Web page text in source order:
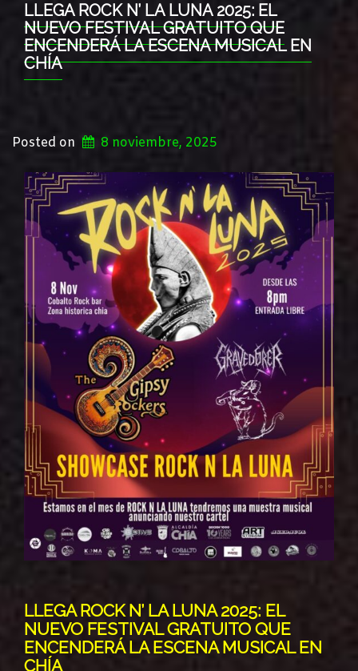
LLEGA ROCK N’ LA LUNA 2025: EL
NUEVO FESTIVAL GRATUITO QUE
ENCENDERÁ LA ESCENA MUSICAL EN
CHÍA
Posted on 8 noviembre, 2025
LLEGA ROCK N’ LA LUNA 2025: EL
NUEVO FESTIVAL GRATUITO QUE
ENCENDERÁ LA ESCENA MUSICAL EN
CHÍA